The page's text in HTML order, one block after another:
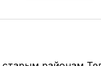
поделитесь